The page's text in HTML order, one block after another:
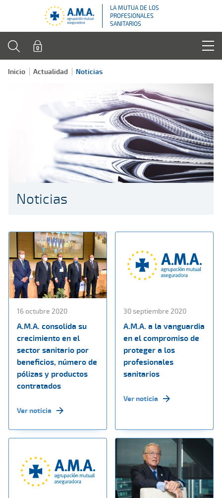
LA MUTUA DE LOS
PROFESIONALES
SANITARIOS
Inicio Actualidad Noticias
Noticias
16 octubre 2020
A.M.A. consolida su
crecimiento en el
sector sanitario por
beneficios, número de
pólizas y productos
contratados
Ver noticia
30 septiembre 2020
A.M.A. a la vanguardia
en el compromiso de
proteger a los
profesionales
sanitarios
Ver noticia